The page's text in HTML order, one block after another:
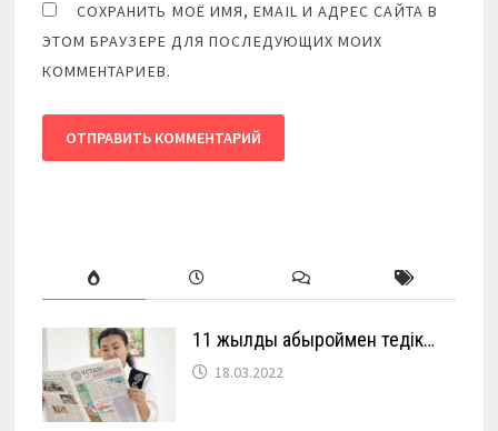
СОХРАНИТЬ МОЁ ИМЯ, EMAIL И АДРЕС САЙТА В
ЭТОМ БРАУЗЕРЕ ДЛЯ ПОСЛЕДУЮЩИХ МОИХ
КОММЕНТАРИЕВ.
11 жылды абыроймен өтедік…
18.03.2022